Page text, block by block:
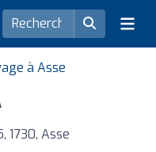
à Asse
1730, Asse